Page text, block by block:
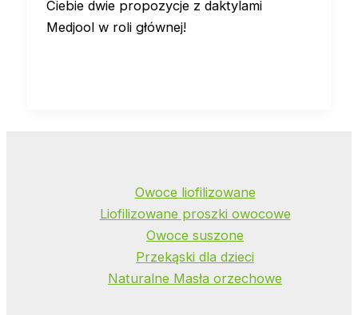
Ciebie dwie propozycje z daktylami
Medjool w roli głównej!
Owoce liofilizowane
Liofilizowane proszki owocowe
Owoce suszone
Przekąski dla dzieci
Naturalne Masła orzechowe